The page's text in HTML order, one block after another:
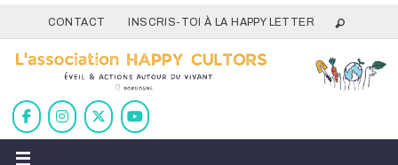
vers
contenu
CONTACT INSCRIS-TOI À LA HAPPY LETTER